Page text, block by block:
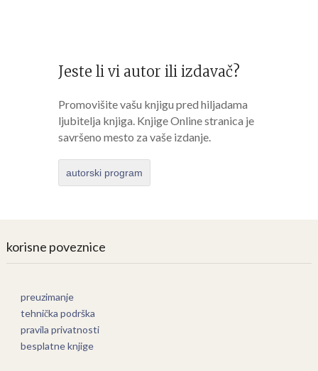
Jeste li vi autor ili izdavač?
Promovišite vašu knjigu pred hiljadama
ljubitelja knjiga. Knjige Online stranica je
savršeno mesto za vaše izdanje.
autorski program
korisne poveznice
preuzimanje
tehnička podrška
pravila privatnosti
besplatne knjige